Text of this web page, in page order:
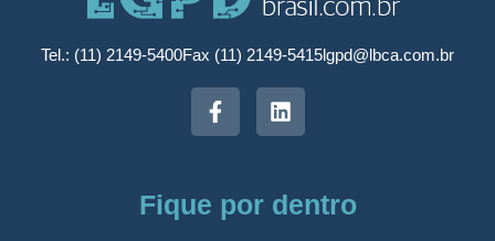
Tel.: (11) 2149-5400Fax (11) 2149-5415lgpd@lbca.com.br
Fique por dentro